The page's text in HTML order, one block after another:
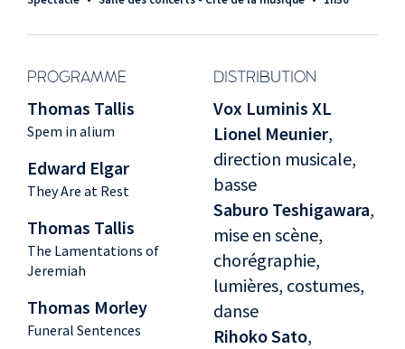
PROGRAMME DISTRIBUTION
Thomas Tallis
Spem in alium
Edward Elgar
They Are at Rest
Thomas Tallis
The Lamentations of
Jeremiah
Thomas Morley
Funeral Sentences
Vox Luminis XL
Lionel Meunier,
direction musicale,
basse
Saburo Teshigawara,
mise en scène,
chorégraphie,
lumières, costumes,
danse
Rihoko Sato,